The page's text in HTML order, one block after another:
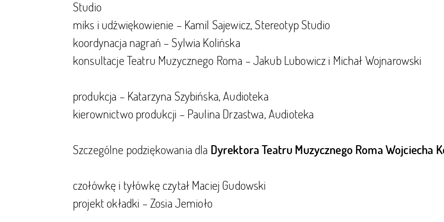
Studio
miks i udźwiękowienie – Kamil Sajewicz, Stereotyp Studio
koordynacja nagrań – Sylwia Kolińska
konsultacje Teatru Muzycznego Roma – Jakub Lubowicz i Michał Wojnarowski
produkcja – Katarzyna Szybińska, Audioteka
kierownictwo produkcji – Paulina Drzastwa, Audioteka
Szczególne podziękowania dla Dyrektora Teatru Muzycznego Roma Wojciecha
czołówkę i tyłówkę czytał Maciej Gudowski
projekt okładki – Zosia Jemioło